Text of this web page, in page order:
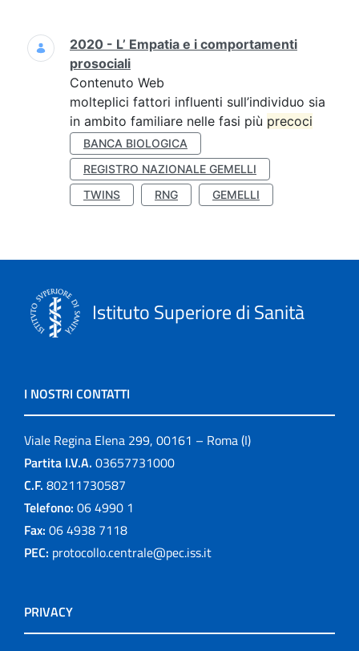
Ricerca
2020 - L’ Empatia e i comportamenti
prosociali
Contenuto Web
molteplici fattori influenti sull’individuo sia
in ambito familiare nelle fasi più precoci
BANCA BIOLOGICA
REGISTRO NAZIONALE GEMELLI
TWINS
RNG GEMELLI
Istituto Superiore di Sanità
I NOSTRI CONTATTI
Viale Regina Elena 299, 00161 – Roma (I)
Partita I.V.A. 03657731000
C.F. 80211730587
Telefono: 06 4990 1
Fax: 06 4938 7118
PEC: protocollo.centrale@pec.iss.it
PRIVACY